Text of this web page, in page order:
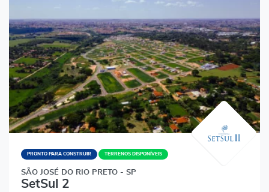
PRONTO PARA CONSTRUIR TERRENOS DISPONÍVEIS
SÃO JOSÉ DO RIO PRETO - SP
SetSul 2